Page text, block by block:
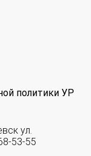
политики УР
ул.
53-55